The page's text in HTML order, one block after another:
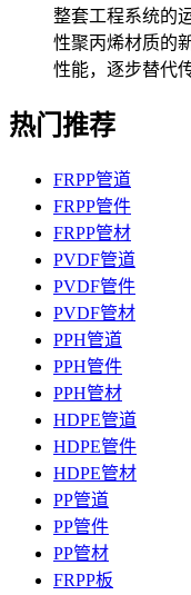
整套工程系统的
性聚丙烯材质的
性能，逐步替代
热门推荐
FRPP管道
FRPP管件
FRPP管材
PVDF管道
PVDF管件
PVDF管材
PPH管道
PPH管件
PPH管材
HDPE管道
HDPE管件
HDPE管材
PP管道
PP管件
PP管材
FRPP板